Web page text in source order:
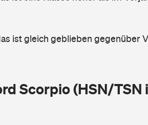
ist gleich geblieben gegenüber
Scorpio (HSN/TSN